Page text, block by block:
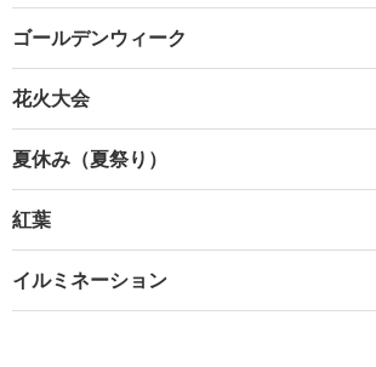
ゴールデンウィーク
花火大会
夏休み（夏祭り）
紅葉
イルミネーション